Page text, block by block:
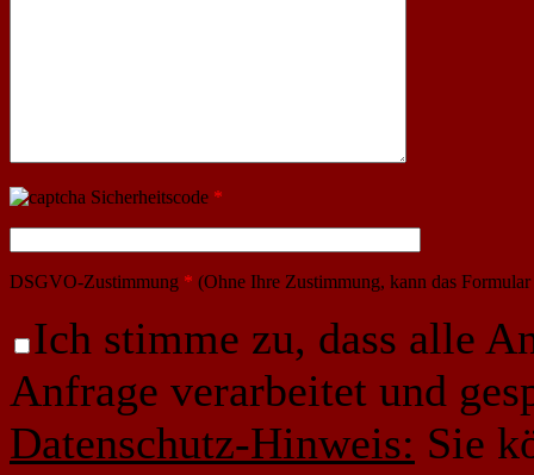
Sicherheitscode *
DSGVO-Zustimmung * (Ohne Ihre Zustimmung, kann das
Ich stimme zu, dass alle
Anfrage verarbeitet und
Datenschutz-Hinweis: Sie